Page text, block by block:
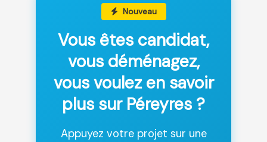
Nouveau
Vous êtes candidat,
vous déménagez,
vous voulez en savoir
plus sur Péreyres ?
Appuyez votre projet sur une